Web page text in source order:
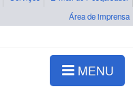
Área de imprensa
MENU